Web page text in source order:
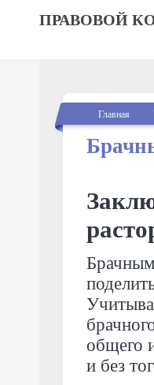
ПРАВОВОЙ
Главная
общего
и без